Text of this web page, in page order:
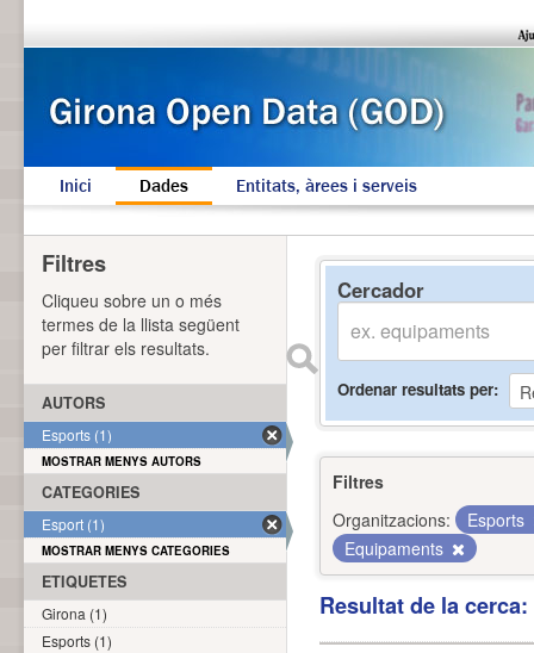
Inici Dades Entitats, àrees i serveis
Cercador
Ordenar resultats per
Filtres
Organitzacions:
Esports
Equipaments
Resultat de la
Filtres
Cliqueu sobre un o més
termes de la llista següent
per filtrar els resultats.
AUTORS
Esports (1)
MOSTRAR MENYS AUTORS
CATEGORIES
Esport (1)
MOSTRAR MENYS CATEGORIES
ETIQUETES
Girona (1)
Esports (1)